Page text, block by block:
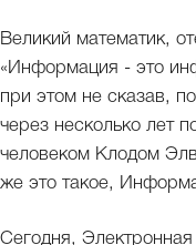
Великий математик,
«Информация - это
при этом не сказав,
через несколько лет
человеком Клодом
же это такое,
Сегодня,